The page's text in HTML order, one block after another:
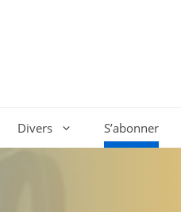
Divers S’abonner